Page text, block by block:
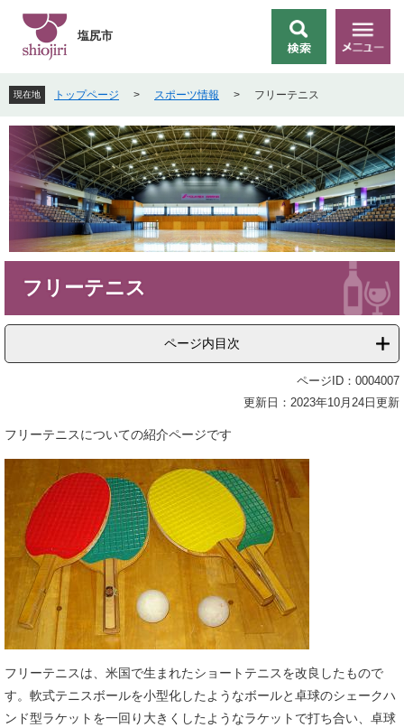
先
頭
で
を
飛
ば
本
文
へ
索
メ
ニ
塩尻市
現在地 トップページ > スポーツ情報 > フリーテニス
フリーテニス
ページ内目次
ページID：0004007
更新日：2023年10月24日更新
フリーテニスについての紹介ページです
フリーテニスは、米国で生まれたショートテニスを改良したもので
す。軟式テニスボールを小型化したようなボールと卓球のシェークハ
ンド型ラケットを一回り大きくしたようなラケットで打ち合い、卓球